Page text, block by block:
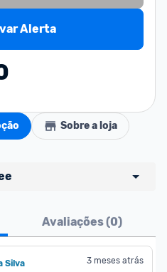
Alerta
Sobre a loja
comunidade, somente
Oficiais
, ou seja,
Avaliações (0)
Silva 3 meses atrás